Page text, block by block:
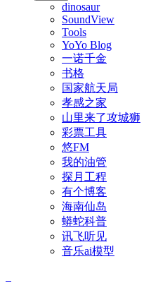
dinosaur
SoundView
Tools
YoYo Blog
一诺千金
书格
国家航天局
孝感之家
山里来了攻城狮
彩票工具
悠FM
我的油管
探月工程
有个博客
海南仙岛
蟒蛇科普
讯飞听见
音乐ai模型